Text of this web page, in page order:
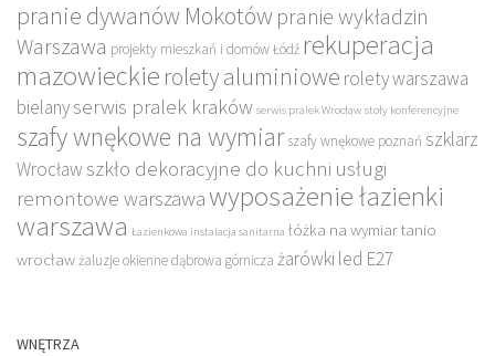
pranie dywanów Mokotów pranie wykładzin
Warszawa projekty mieszkań i domów Łódź rekuperacja
mazowieckie rolety aluminiowe rolety warszawa
bielanyserwis pralek kraków serwis pralek Wrocław stoły konferencyjne
szafy wnękowe na wymiar szafy wnękowe poznań szklarz
Wrocław szkło dekoracyjne do kuchni usługi
remontowe warszawawyposażenie łazienki
warszawa Łazienkowa instalacja sanitarna łóżka na wymiar tanio
wrocławżaluzje okienne dąbrowa górnicza żarówki led E27
WNĘTRZA